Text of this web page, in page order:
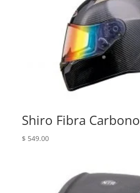
Shiro Fibra Carbono
$ 549.00